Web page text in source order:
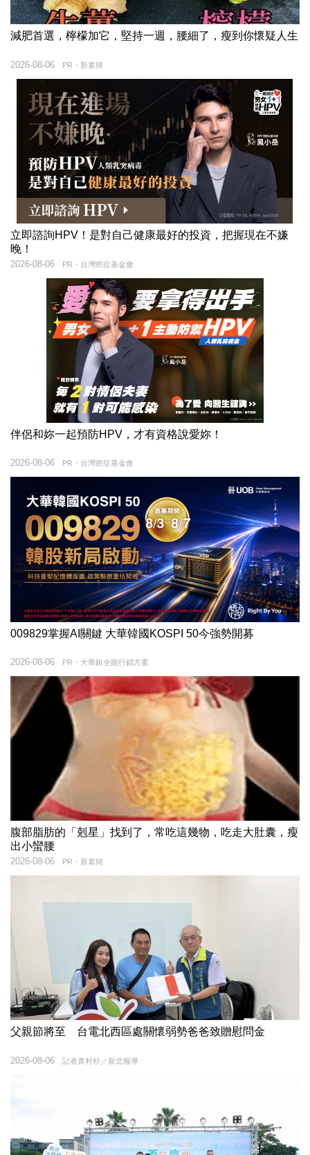
減肥首選，檸檬加它，堅持一週，腰細了，瘦到你懷疑人生
PR・新素簡
2026-08-06
立即諮詢HPV！是對自己健康最好的投資，把握現在不嫌
晚！
PR・台灣癌症基金會
2026-08-06
伴侶和妳一起預防HPV，才有資格說愛妳！
PR・台灣癌症基金會
2026-08-06
009829掌握AI關鍵 大華韓國KOSPI 50今強勢開募
PR・大華銀全能行銷方案
2026-08-06
腹部脂肪的「剋星」找到了，常吃這幾物，吃走大肚囊，瘦
出小蠻腰
PR・新素簡
2026-08-06
父親節將至 台電北西區處關懷弱勢爸爸致贈慰問金
記者黃村杉／新北報導
2026-08-06